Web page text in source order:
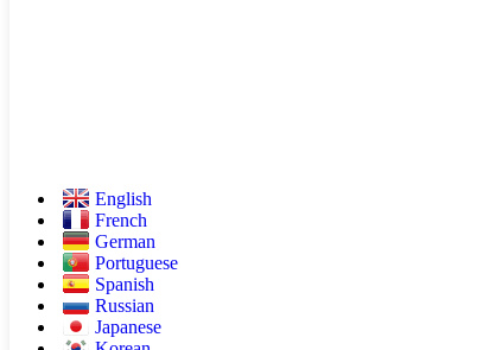
English
French
German
Portuguese
Spanish
Russian
Japanese